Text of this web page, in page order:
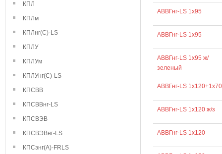
КПЛ
КПЛм
КПЛнг(С)-LS
КПЛУ
КПЛУм
КПЛУнг(С)-LS
КПСВВ
КПСВВнг-LS
КПСВЭВ
КПСВЭВнг-LS
КПСэнг(А)-FRLS
АВВГнг-LS 1х95
АВВГнг-LS 1x95
АВВГнг-LS 1х95 ж/
зеленый
АВВГнг-LS 1х120+1х70
АВВГнг-LS 1х120 ж/з
АВВГнг-LS 1х120